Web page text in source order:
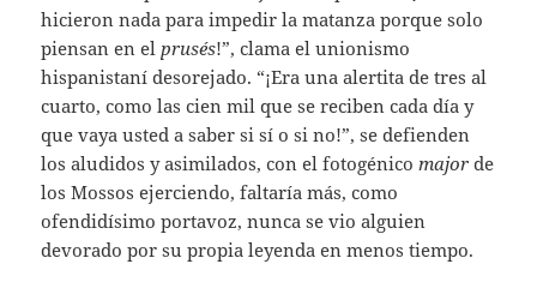
hicieron nada para impedir la matanza porque solo
piensan en elprusés!”, clama el unionismo
hispanistaní desorejado. “¡Era una alertita de tres al
cuarto, como las cien mil que se reciben cada día y
que vaya usted a saber si sí o si no!”, se defienden
los aludidos y asimilados, con el fotogénicomajor de
los Mossos ejerciendo, faltaría más, como
ofendidísimo portavoz, nunca se vio alguien
devorado por su propia leyenda en menos tiempo.